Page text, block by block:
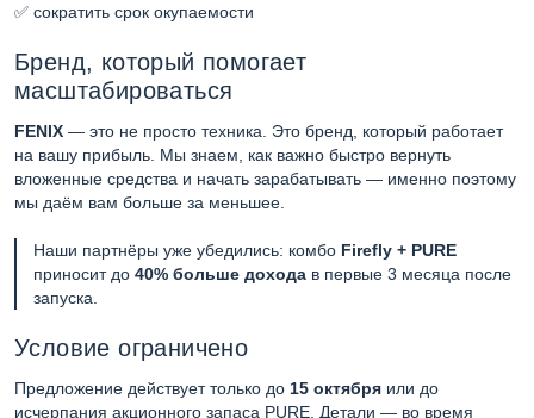
✅ сократить срок окупаемости
Бренд, который помогает
масштабироваться
FENIX — это не просто техника. Это бренд, который работает
на вашу прибыль. Мы знаем, как важно быстро вернуть
вложенные средства и начать зарабатывать — именно поэтому
мы даём вам больше за меньшее.
Наши партнёры уже убедились: комбо Firefly + PURE
приносит до 40% больше дохода в первые 3 месяца после
запуска.
Условие ограничено
Предложение действует только до 15 октября или до
исчерпания акционного запаса PURE. Детали — во время